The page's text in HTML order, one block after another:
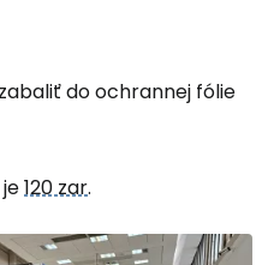
do ochrannej fólie
120 zar.